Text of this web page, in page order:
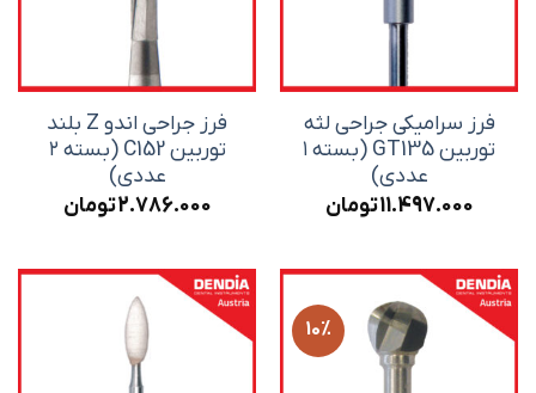
فرز سرامیکی جراحی لثه
توربین GT135 (بسته ۱
عددی)
11.497.000تومان
فرز جراحی اندو Z بلند
توربین C152 (بسته ۲
عددی)
2.786.000تومان
10%